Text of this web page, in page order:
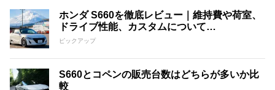
ホンダ S660を徹底レビュー｜維持費や荷室、
ドライブ性能、カスタムについて…
ピックアップ
S660とコペンの販売台数はどちらが多いか比
較